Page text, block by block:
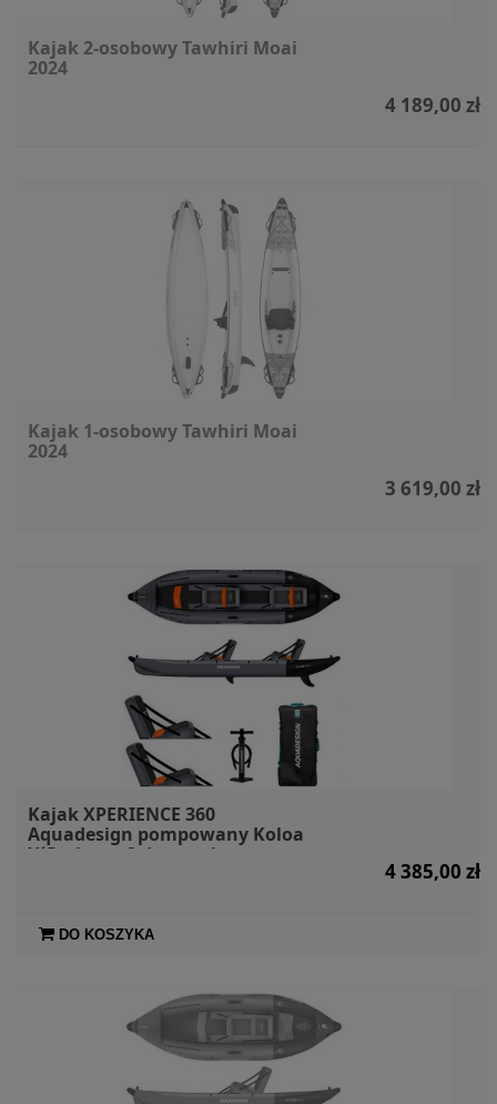
Kajak 2-osobowy Tawhiri Moai
2024
4 189,00 zł
Kajak 1-osobowy Tawhiri Moai
2024
3 619,00 zł
Kajak XPERIENCE 360
Aquadesign pompowany Koloa
X´Perience 2 dwuosobowy
4 385,00 zł
DO KOSZYKA